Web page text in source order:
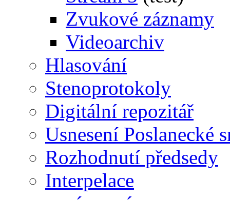
Zvukové záznamy
Videoarchiv
Hlasování
Stenoprotokoly
Digitální repozitář
Usnesení Poslanecké
Rozhodnutí předsedy
Interpelace